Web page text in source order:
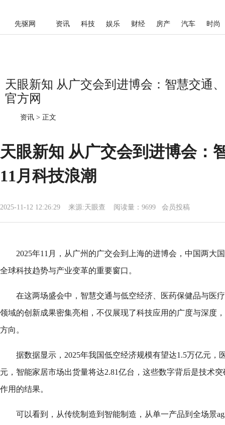
先驱网 资讯 科技 娱乐 财经 房产 汽车 时尚
天眼新知 从广交会到进博会：智慧交通
官方网
资讯 > 正文
天眼新知 从广交会到进博会：
11月科技浪潮
2025-11-12 12:26:29 来源:天眼查 阅读量：9699 会员投稿
2025年11月，从广州的广交会到上海的进博会，中国两大
全球科技趋势与产业变革的重要窗口。
在这两场盛会中，智慧交通与低空经济、医药保健品与医
领域的创新成果密集亮相，不仅展现了科技应用的广度与深度
方向。
据数据显示，2025年我国低空经济规模有望达1.5万亿元，
元，智能家居市场出货量将达2.81亿台，这些数字背后是技术
作用的结果。
可以看到，从传统制造到智能制造，从单一产品到全场景